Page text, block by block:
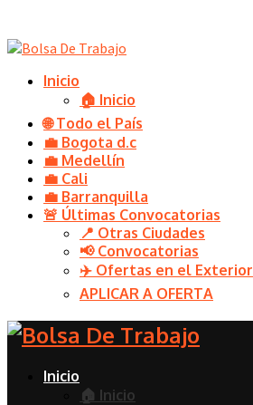
Inicio
🏠 Inicio
🌐 Todo el País
💼 Bogota d.c
💼 Medellín
💼 Cali
💼 Barranquilla
🚨 Últimas Convocatorias
📍 Otras Ciudades
📢 Convocatorias
✈️ Ofertas en el Exterior
APLICAR A OFERTA
Inicio
🏠 Inicio